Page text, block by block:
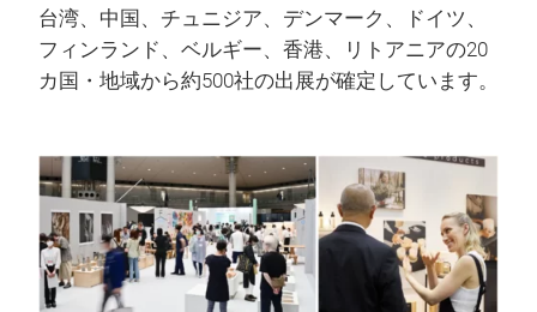
台湾、中国、チュニジア、デンマーク、ドイツ、
フィンランド、ベルギー、香港、リトアニアの20
カ国・地域から約500社の出展が確定しています。